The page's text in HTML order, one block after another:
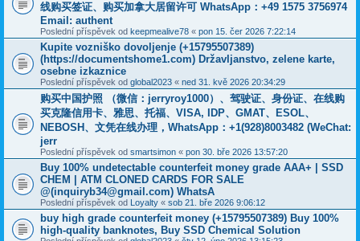
线购买签证、购买加拿大居留许可 WhatsApp：+49 1575 3756974
Email: authent
Poslední příspěvek od keepmealive78 « pon 15. čer 2026 7:22:14
Kupite vozniško dovoljenje (+15795507389)
(https://documentshome1.com) Državljanstvo, zelene karte,
osebne izkaznice
Poslední příspěvek od global2023 « ned 31. kvě 2026 20:34:29
购买中国护照 （微信：jerryroy1000）、驾驶证、身份证、在线购
买克隆信用卡、雅思、托福、VISA, IDP、GMAT、ESOL、
NEBOSH、文凭在线办理，WhatsApp：+1(928)8003482 (WeChat:
jerr
Poslední příspěvek od smartsimon « pon 30. bře 2026 13:57:20
Buy 100% undetectable counterfeit money grade AAA+ | SSD
CHEM | ATM CLONED CARDS FOR SALE
@(inquiryb34@gmail.com) WhatsA
Poslední příspěvek od Loyalty « sob 21. bře 2026 9:06:12
buy high grade counterfeit money ‪(+15795507389‬) Buy 100%
high-quality banknotes, Buy SSD Chemical Solution